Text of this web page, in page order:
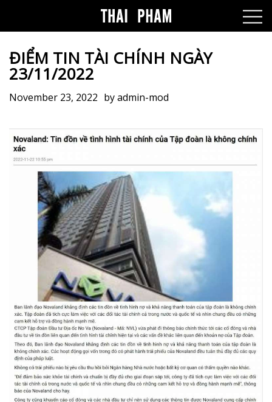
ĐIỂM TIN TÀI CHÍNH NGÀY
23/11/2022
November 23, 2022 byadmin-mod